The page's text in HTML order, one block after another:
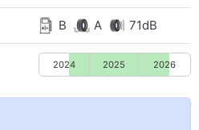
B A 71dB
2024 2025 2026